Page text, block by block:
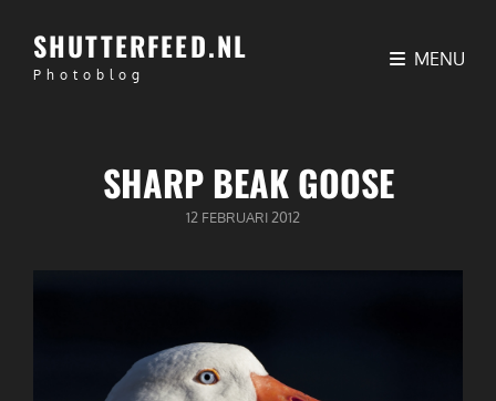
SHUTTERFEED.NL
Photoblog
MENU
SHARP BEAK GOOSE
GEPUBLICEERD
12 FEBRUARI 2012